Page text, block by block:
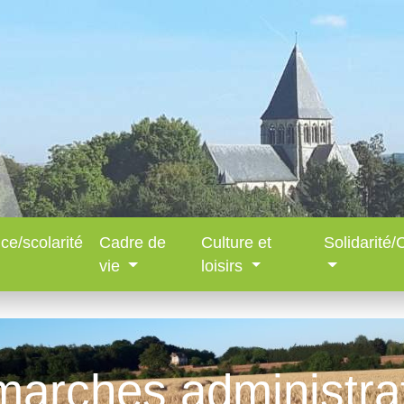
scolarité
Cadre de
vie
Culture et
loisirs
Solidarité/